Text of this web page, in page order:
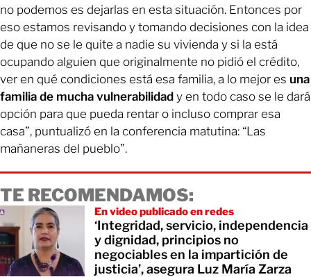
no podemos es dejarlas en esta situación. Entonces por
eso estamos revisando y tomando decisiones con la idea
de que no se le quite a nadie su vivienda y si la está
ocupando alguien que originalmente no pidió el crédito,
ver en qué condiciones está esa familia, a lo mejor es una
familia de mucha vulnerabilidad y en todo caso se le dará
opción para que pueda rentar o incluso comprar esa
casa”, puntualizó en la conferencia matutina: “Las
mañaneras del pueblo”.
TE RECOMENDAMOS:
En video publicado en redes
‘Integridad, servicio, independencia
y dignidad, principios no
negociables en la impartición de
justicia’, asegura Luz María Zarza